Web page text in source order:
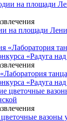
на площади
«Радуга
вазоны